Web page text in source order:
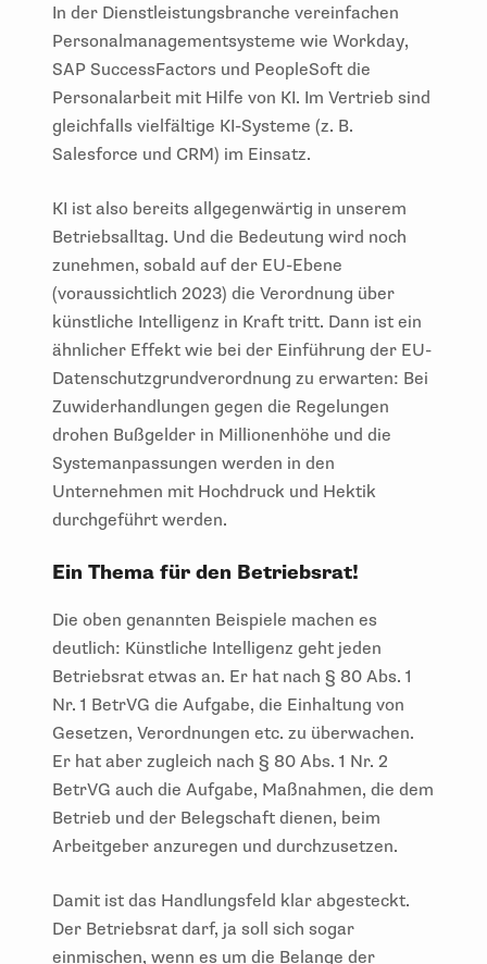
In der Dienstleistungsbranche vereinfachen
Personalmanagementsysteme wie Workday,
SAP SuccessFactors und PeopleSoft die
Personalarbeit mit Hilfe von KI. Im Vertrieb sind
gleichfalls vielfältige KI-Systeme (z. B.
Salesforce und CRM) im Einsatz.
KI ist also bereits allgegenwärtig in unserem
Betriebsalltag. Und die Bedeutung wird noch
zunehmen, sobald auf der EU-Ebene
(voraussichtlich 2023) die Verordnung über
künstliche Intelligenz in Kraft tritt. Dann ist ein
ähnlicher Effekt wie bei der Einführung der EU-
Datenschutzgrundverordnung zu erwarten: Bei
Zuwiderhandlungen gegen die Regelungen
drohen Bußgelder in Millionenhöhe und die
Systemanpassungen werden in den
Unternehmen mit Hochdruck und Hektik
durchgeführt werden.
Ein Thema für den Betriebsrat!
Die oben genannten Beispiele machen es
deutlich: Künstliche Intelligenz geht jeden
Betriebsrat etwas an. Er hat nach § 80 Abs. 1
Nr. 1 BetrVG die Aufgabe, die Einhaltung von
Gesetzen, Verordnungen etc. zu überwachen.
Er hat aber zugleich nach § 80 Abs. 1 Nr. 2
BetrVG auch die Aufgabe, Maßnahmen, die dem
Betrieb und der Belegschaft dienen, beim
Arbeitgeber anzuregen und durchzusetzen.
Damit ist das Handlungsfeld klar abgesteckt.
Der Betriebsrat darf, ja soll sich sogar
einmischen, wenn es um die Belange der